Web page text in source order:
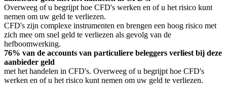
Overweeg of u begrijpt hoe CFD's werken en of u het risico kunt
nemen om uw geld te verliezen.
CFD's zijn complexe instrumenten en brengen een hoog risico met
zich mee om snel geld te verliezen als gevolg van de
hefboomwerking.
76% van de accounts van particuliere beleggers verliest bij deze
aanbieder geld
met het handelen in CFD's. Overweeg of u begrijpt hoe CFD's
werken en of u het risico kunt nemen om uw geld te verliezen.